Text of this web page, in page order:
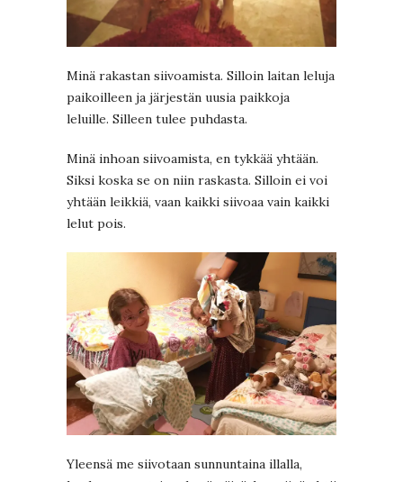
Minä rakastan siivoamista. Silloin laitan leluja
paikoilleen ja järjestän uusia paikkoja
leluille. Silleen tulee puhdasta.
Minä inhoan siivoamista, en tykkää yhtään.
Siksi koska se on niin raskasta. Silloin ei voi
yhtään leikkiä, vaan kaikki siivoaa vain kaikki
lelut pois.
Yleensä me siivotaan sunnuntaina illalla,